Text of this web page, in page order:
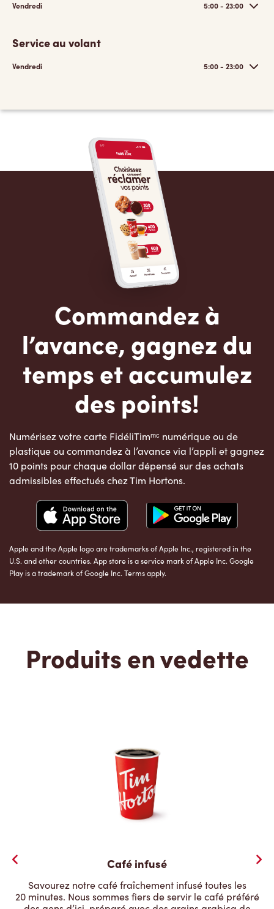
Vendredi 5:00 - 23:00
Service au volant
Vendredi 5:00 - 23:00
Commandez à
l’avance, gagnez du
temps et accumulez
des points!
Numérisez votre carte FidéliTimᵐᶜ numérique ou de
plastique ou commandez à l’avance via l’appli et gagnez
10 points pour chaque dollar dépensé sur des achats
admissibles effectués chez Tim Hortons.
Apple and the Apple logo are trademarks of Apple Inc., registered in the
U.S. and other countries. App store is a service mark of Apple Inc. Google
Play is a trademark of Google Inc. Terms apply.
Produits en vedette
Café infusé
Savourez notre café fraîchement infusé toutes les
20 minutes. Nous sommes fiers de servir le café préféré